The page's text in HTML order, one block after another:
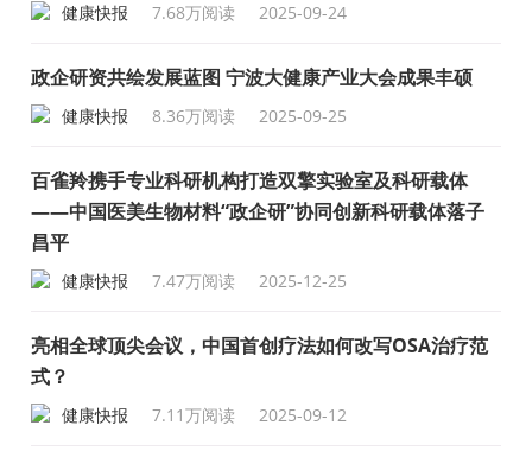
健康快报 7.68万阅读 2025-09-24
政企研资共绘发展蓝图 宁波大健康产业大会成果丰硕
健康快报 8.36万阅读 2025-09-25
百雀羚携手专业科研机构打造双擎实验室及科研载体
——中国医美生物材料“政企研”协同创新科研载体落子
昌平
健康快报 7.47万阅读 2025-12-25
亮相全球顶尖会议，中国首创疗法如何改写OSA治疗范
式？
健康快报 7.11万阅读 2025-09-12